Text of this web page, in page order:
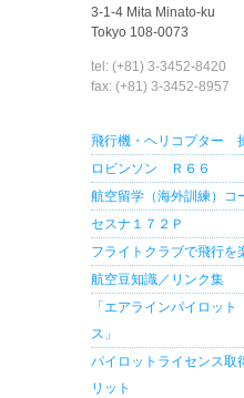
3-1-4 Mita Minato-ku
Tokyo 108-0073
tel: (+81) 3-3452-8420
fax: (+81) 3-3452-8957
飛行機・ヘリコプター
ロビンソン Ｒ６６
航空留学（海外訓練）コ
セスナ１７２Ｐ
フライトクラブで飛行を
航空豆知識／リンク集
「エアラインパイロッ
ス」
パイロットライセンス取
リット